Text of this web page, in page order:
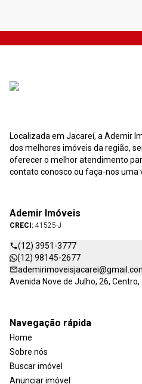
Localizada em Jacareí, a Ademir
dos melhores imóveis da região,
oferecer o melhor atendimento
contato conosco ou faça-nos uma
Ademir Imóveis
CRECI: 41525-J
(12) 3951-3777
(12) 98145-2677
Avenida Nove de Julho, 26,
Navegação rápida
Home
Sobre nós
Buscar imóvel
Anunciar imóvel